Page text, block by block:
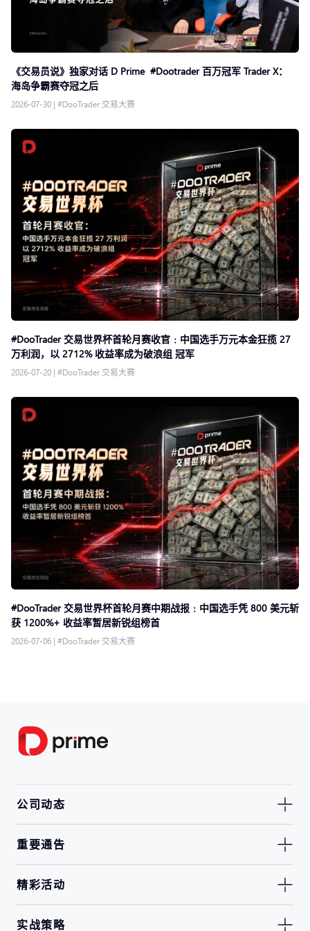
《交易员说》独家对话 D Prime #Dootrader 百万冠军 Trader X：
海岛争霸赛夺冠之后
2026-07-30 | #DooTrader 交易大赛
#DooTrader 交易世界杯首轮月赛收官﹕中国选手万元本金狂揽 27
万利润，以 2712% 收益率成为破浪组 冠军
2026-07-20 | #DooTrader 交易大赛
#DooTrader 交易世界杯首轮月赛中期战报﹕中国选手凭 800 美元斩
获 1200%+ 收益率暂居新锐组榜首
2026-07-06 | #DooTrader 交易大赛
公司动态
重要通告
精彩活动
实战策略